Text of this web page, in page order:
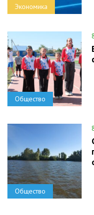
Экономика
Общество
Общество